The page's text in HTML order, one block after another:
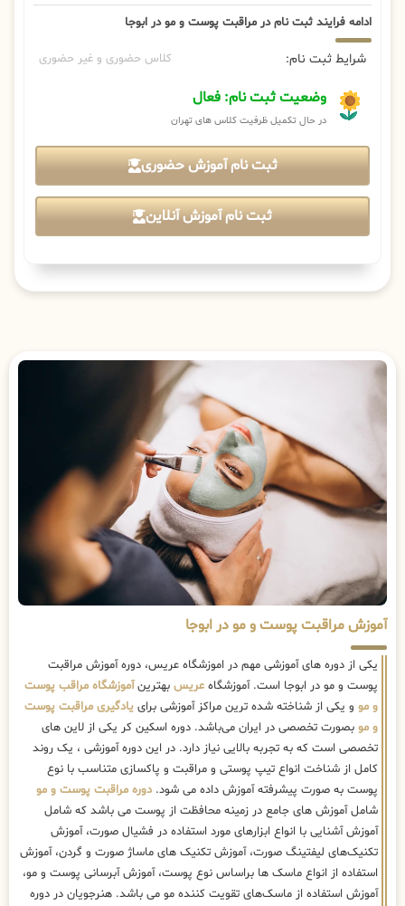
ادامه فرایند ثبت نام در مراقبت پوست و مو در ابوجا
شرایط ثبت نام: کلاس حضوری و غیر حضوری
وضعیت ثبت نام: فعال
در حال تکمیل ظرفیت کلاس های تهران
ثبت نام آموزش حضوری
ثبت نام آموزش آنلاین
آموزش مراقبت پوست و مو در ابوجا
یکی از دوره های آموزشی مهم در اموزشگاه عریس، دوره آموزش مراقبت
پوست و مو در ابوجا است. آموزشگاه عریس بهترینآموزشگاه مراقب پوست
و مو و یکی از شناخته شده ترین مراکز آموزشی برای یادگیری مراقبت پوست
و مو بصورت تخصصی در ایران می‌باشد. دوره اسکین کر یکی از لاین های
تخصصی است که به تجربه بالایی نیاز دارد. در این دوره آموزشی ، یک روند
کامل از شناخت انواع تیپ پوستی و مراقبت و پاکسازی متناسب با نوع
پوست به صورت پیشرفته آموزش داده می شود.دوره مراقبت پوست و مو
شامل آموزش های جامع در زمینه محافظت از پوست می باشد که شامل
آموزش آشنایی با انواع ابزارهای مورد استفاده در فشیال صورت، آموزش
تکنیک‌های لیفتینگ صورت، آموزش تکنیک های ماساژ صورت و گردن، آموزش
استفاده از انواع ماسک ها براساس نوع پوست، آموزش آبرسانی پوست و مو،
آموزش استفاده از ماسک‌های تقویت کننده مو می باشد. هنرجویان در دوره